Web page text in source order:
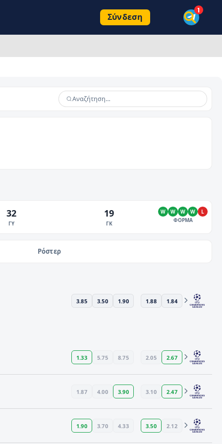
Σύνδεση
32
ΓΥ
19
ΓΚ
W W W W
L
ΦΟΡΜΑ
Ρόστερ
3.85 3.50 1.90 1.88 1.84
1.33 5.75 8.75 2.05 2.67
1.87 4.00 3.90 3.10 2.47
1.90 3.70 4.33 3.50 2.12